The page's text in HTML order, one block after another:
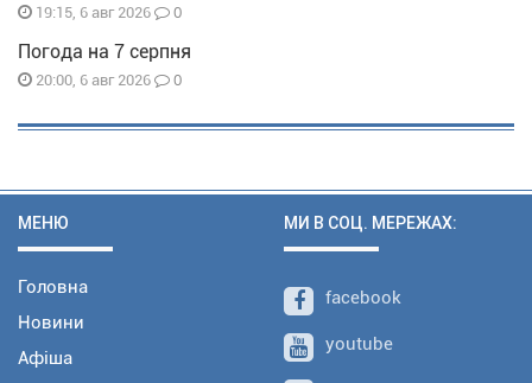
19:15, 6 авг 2026 0
Погода на 7 серпня
20:00, 6 авг 2026 0
МЕНЮ
Головна
Новини
Афіша
МИ В СОЦ. МЕРЕЖАХ:
facebook
youtube